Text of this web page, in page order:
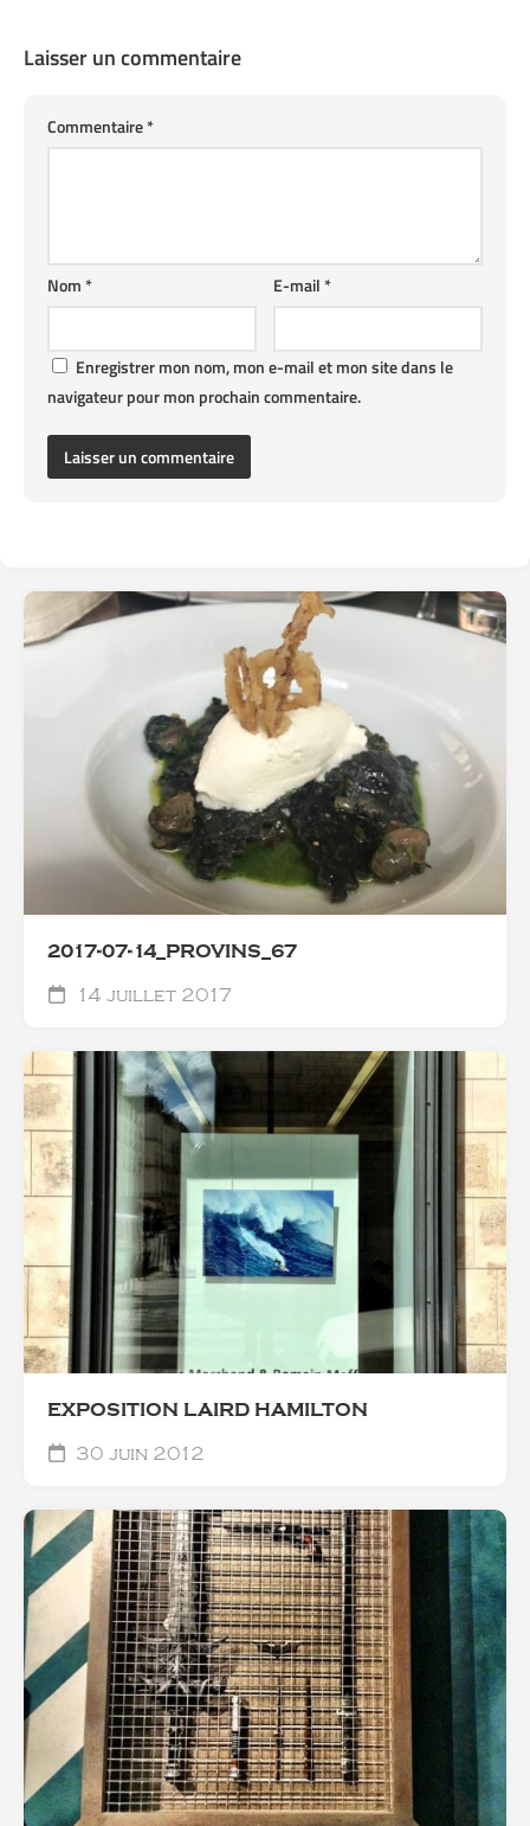
Laisser un commentaire
Commentaire*
E-mail*
Nom*
Enregistrer mon nom, mon e-mail et mon site dans le
navigateur pour mon prochain commentaire.
2017-07-14_PROVINS_67
14 juillet 2017
EXPOSITION LAIRD HAMILTON
30 juin 2012